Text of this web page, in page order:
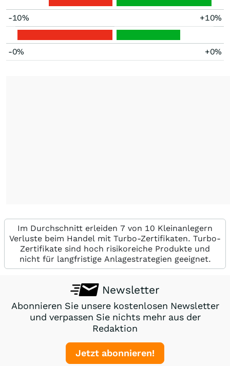
-10% +10%
-0% +0%
Im Durchschnitt erleiden 7 von 10 Kleinanlegern
Verluste beim Handel mit Turbo-Zertifikaten. Turbo-
Zertifikate sind hoch risikoreiche Produkte und
nicht für langfristige Anlagestrategien geeignet.
Newsletter
Abonnieren Sie unsere kostenlosen Newsletter
und verpassen Sie nichts mehr aus der
Redaktion
Jetzt abonnieren!